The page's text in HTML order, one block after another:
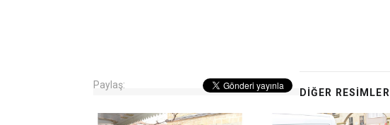
Paylaş:
DIĞER RESIMLER